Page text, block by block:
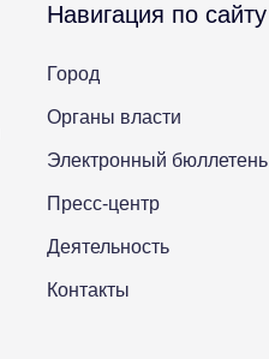
Навигация по сайту
Город
Органы власти
Электронный бюллетень
Пресс-центр
Деятельность
Контакты